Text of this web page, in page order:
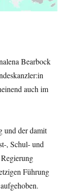
Bearbock
auch im
und der damit
, Schul- und
Führung